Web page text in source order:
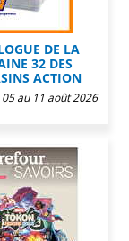
DE LA
32 DES
ACTION
au 11 août 2026